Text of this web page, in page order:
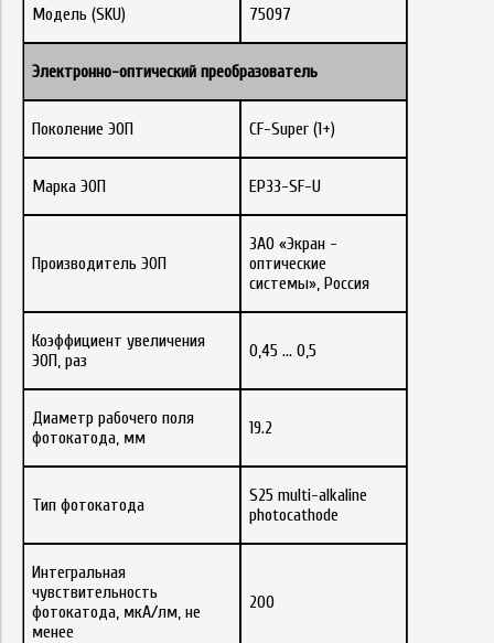
Модель (SKU) 75097
Электронно-оптический преобразователь
Поколение ЭОП CF-Super (1+)
Марка ЭОП EP33-SF-U
Производитель ЭОП
ЗАО «Экран -
оптические
системы», Россия
Коэффициент увеличения
ЭОП, раз
0,45 … 0,5
Диаметр рабочего поля
фотокатода, мм
19.2
Тип фотокатода
S25 multi-alkaline
photocathode
Интегральная
чувствительность
фотокатода, мкА/лм, не
менее
200